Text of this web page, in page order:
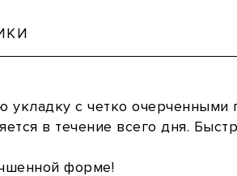
с четко очерченными
в течение всего дня.
форме!